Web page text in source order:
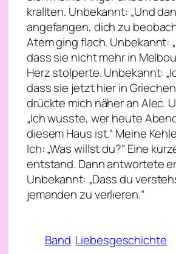
krallten. Unbekannt: „Und
angefangen, dich zu
Atem ging flach. Unbekannt:
dass sie nicht mehr in
Herz stolperte. Unbekannt:
dass sie jetzt hier in
drückte mich näher an Alec.
„Ich wusste, wer heute
diesem Haus ist.“ Meine
Ich: „Was willst du?“ Eine
entstand. Dann antwortete
Unbekannt: „Dass du
jemanden zu verlieren.“
Band Liebesgeschichte